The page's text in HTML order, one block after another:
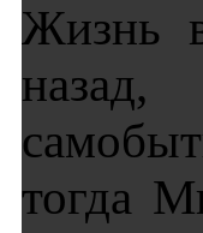
Жизнь
назад,
тогда